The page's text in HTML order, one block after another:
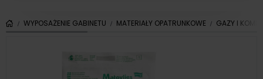
WYPOSAŻENIE GABINETU MATERIAŁY OPATRUNKOWE GAZY I